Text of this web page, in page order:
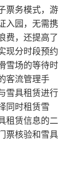
票务模式，游
入园，无需携
费，还提高了
现分时段预约
雪场的等待时
客流管理手
雪具租赁进行
同时租赁雪
租赁信息的二
票核验和雪具